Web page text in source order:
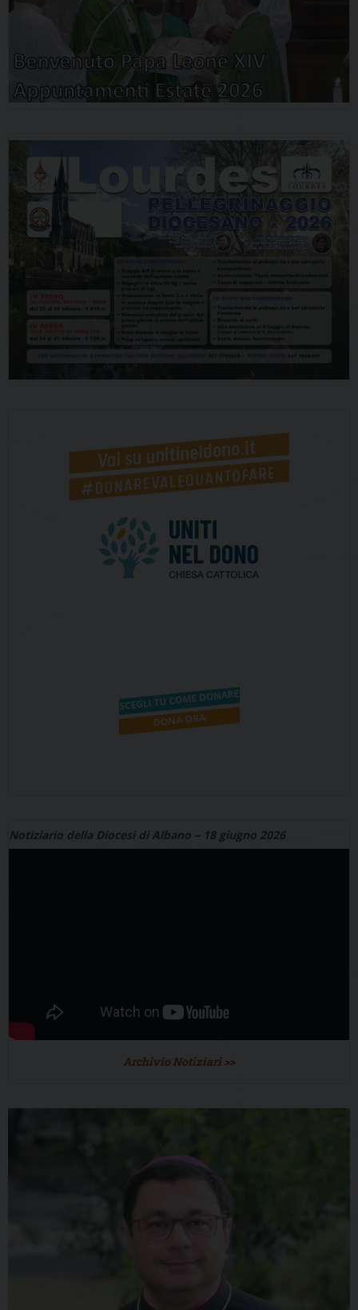
Notiziario della Diocesi di Albano – 18 giugno 2026
Archivio Notiziari >>